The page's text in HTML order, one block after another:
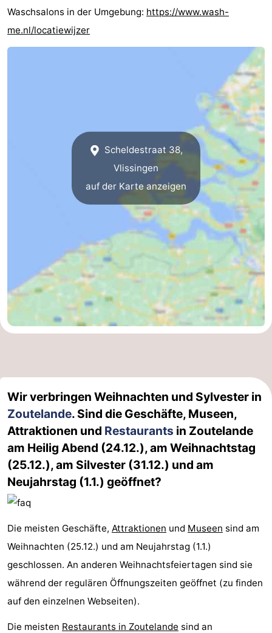
Waschsalons in der Umgebung: https://www.wash-
me.nl/locatiewijzer
Scheldestraat 38,
Vlissingen
auf der Karte anzeigen
Wir verbringen Weihnachten und Sylvester in
Zoutelande. Sind die Geschäfte, Museen,
Attraktionen und Restaurants in Zoutelande
am Heilig Abend (24.12.), am Weihnachtstag
(25.12.), am Silvester (31.12.) und am
Neujahrstag (1.1.) geöffnet?
Die meisten Geschäfte, Attraktionen und Museen sind am
Weihnachten (25.12.) und am Neujahrstag (1.1.)
geschlossen. An anderen Weihnachtsfeiertagen sind sie
während der regulären Öffnungszeiten geöffnet (zu finden
auf den einzelnen Webseiten).
Die meisten Restaurants in Zoutelande sind an